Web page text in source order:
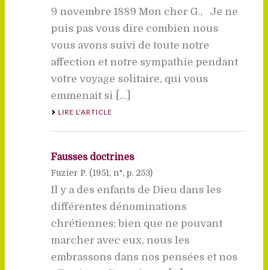
9 novembre 1889 Mon cher G., Je ne
puis pas vous dire combien nous
vous avons suivi de toute notre
affection et notre sympathie pendant
votre voyage solitaire, qui vous
emmenait si [...]
LIRE L'ARTICLE
Fausses doctrines
Fuzier P. (1951, n°, p. 253)
Il y a des enfants de Dieu dans les
différentes dénominations
chrétiennes; bien que ne pouvant
marcher avec eux, nous les
embrassons dans nos pensées et nos